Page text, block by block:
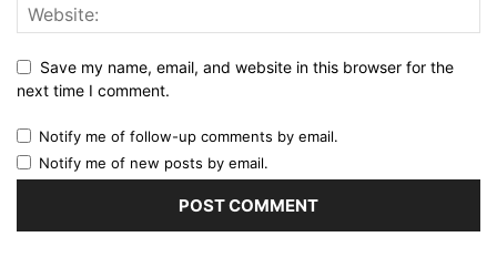
Save my name, email, and website in this browser for the
next time I comment.
Notify me of follow-up comments by email.
Notify me of new posts by email.